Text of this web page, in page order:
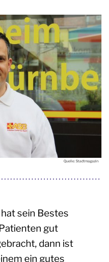
Quelle: Stadtmagazin
sein Bestes
gut
dann ist
ein gutes